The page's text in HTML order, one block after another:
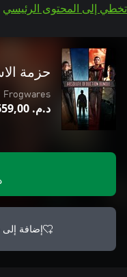
تخطي إلى المحتوى الرئيسي
حزمة
Frogwares
د.م.‏ 1.659,00+
إضافة إلى